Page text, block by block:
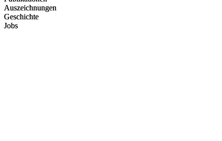
Auszeichnungen
Geschichte
Jobs
Auszeichnungen
Geschichte
Jobs